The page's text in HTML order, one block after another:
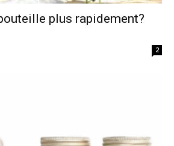
plus rapidement?
2